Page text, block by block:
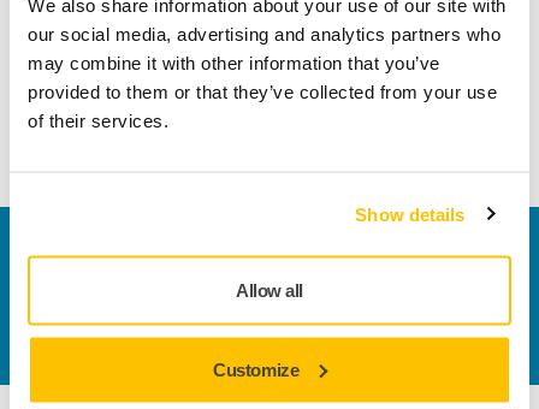
We also share information about your use of our site with
our social media, advertising and analytics partners who
may combine it with other information that you’ve
provided to them or that they’ve collected from your use
of their services.
Show details
Allow all
Customize
Vous ne pouvez pas fixer votre propre date de
livraison, sauf si cela est proposé par le transporteur.
Nous contacter
Vous souhaitez en savoir plus ?
questions.